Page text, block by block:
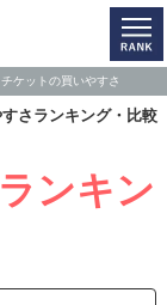
チケットの買いやすさ
さランキング・比較
ンキン